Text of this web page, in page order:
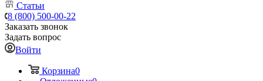
Статьи
8 (800) 500-00-22
Заказать звонок
Задать вопрос
Войти
Корзина0